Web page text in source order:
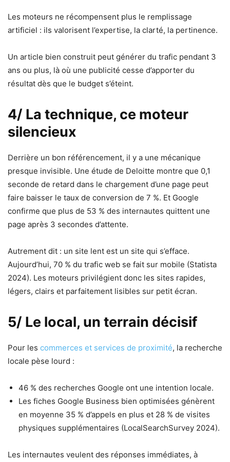
Les moteurs ne récompensent plus le remplissage
artificiel : ils valorisent l’expertise, la clarté, la pertinence.
Un article bien construit peut générer du trafic pendant 3
ans ou plus, là où une publicité cesse d’apporter du
résultat dès que le budget s’éteint.
4/ La technique, ce moteur
silencieux
Derrière un bon référencement, il y a une mécanique
presque invisible. Une étude de Deloitte montre que 0,1
seconde de retard dans le chargement d’une page peut
faire baisser le taux de conversion de 7 %. Et Google
confirme que plus de 53 % des internautes quittent une
page après 3 secondes d’attente.
Autrement dit : un site lent est un site qui s’efface.
Aujourd’hui, 70 % du trafic web se fait sur mobile (Statista
2024). Les moteurs privilégient donc les sites rapides,
légers, clairs et parfaitement lisibles sur petit écran.
5/ Le local, un terrain décisif
Pour les commerces et services de proximité, la recherche
locale pèse lourd :
46 % des recherches Google ont une intention locale.
Les fiches Google Business bien optimisées génèrent
en moyenne 35 % d’appels en plus et 28 % de visites
physiques supplémentaires (LocalSearchSurvey 2024).
Les internautes veulent des réponses immédiates, à